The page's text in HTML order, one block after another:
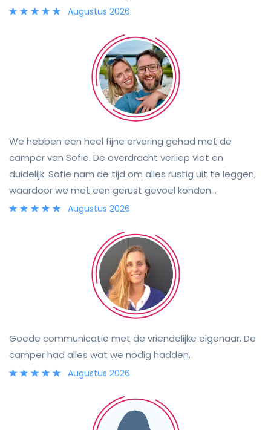
Augustus 2026
We hebben een heel fijne ervaring gehad met de
camper van Sofie. De overdracht verliep vlot en
duidelijk. Sofie nam de tijd om alles rustig uit te leggen,
waardoor we met een gerust gevoel konden
vertrekken. Tijdens onze reis hebben we verschillende
vrijheid die een camper biedt. De camper was netjes,
comfortabel en van alle nodige voorzieningen voorzien,
waardoor het verblijf erg aangenaam was. Alles werkte
perfect en je merkte dat er veel zorg aan besteed
camper van Sofie zonder twijfel aanbevelen aan
andere reizigers en huren hem met veel plezier opnieuw
Augustus 2026
Goede communicatie met de vriendelijke eigenaar. De
camper had alles wat we nodig hadden.
Augustus 2026